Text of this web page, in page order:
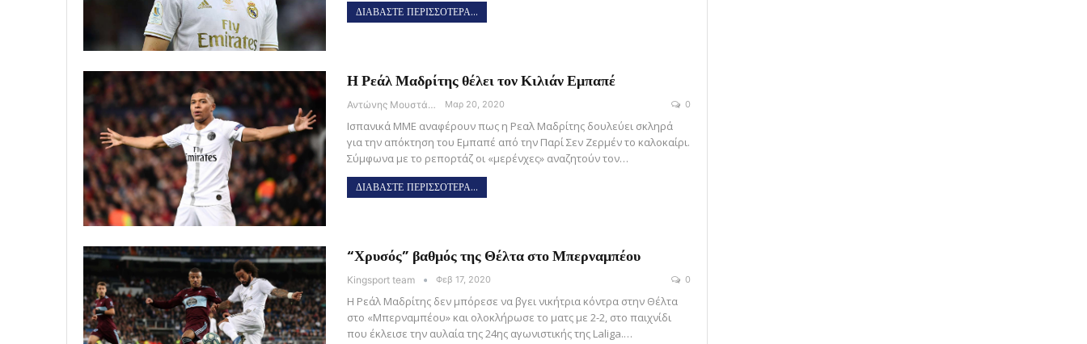
ΔΙΑΒΑΣΤΕ ΠΕΡΙΣΣΟΤΕΡΑ...
Η Ρεάλ Μαδρίτης θέλει τον Κιλιάν Εμπαπέ
Αντώνης Μουστάκας Μαρ 20, 2020 0
Ισπανικά ΜΜΕ αναφέρουν πως η Ρεαλ Μαδρίτης δουλεύει σκληρά
για την απόκτηση του Εμπαπέ από την Παρί Σεν Ζερμέν το καλοκαίρι.
Σύμφωνα με το ρεπορτάζ οι «μερένχες» αναζητούν τον…
ΔΙΑΒΑΣΤΕ ΠΕΡΙΣΣΟΤΕΡΑ...
“Χρυσός” βαθμός της Θέλτα στο Μπερναμπέου
Kingsport team Φεβ 17, 2020 0
Η Ρεάλ Μαδρίτης δεν μπόρεσε να βγει νικήτρια κόντρα στην Θέλτα
στο «Μπερναμπέου» και ολοκλήρωσε το ματς με 2-2, στο παιχνίδι
που έκλεισε την αυλαία της 24ης αγωνιστικής της Laliga.…